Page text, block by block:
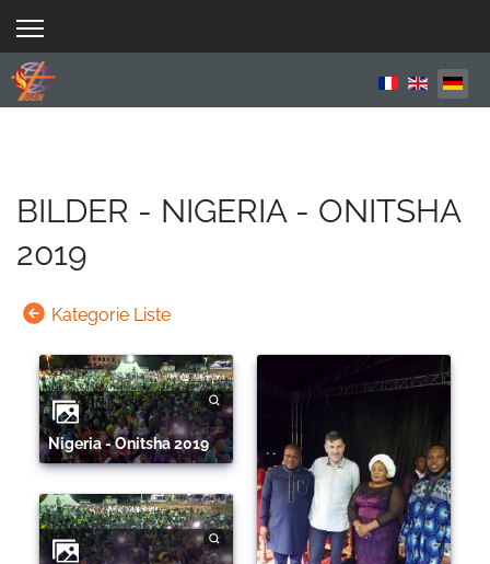
Sprache
BILDER - NIGERIA - ONITSHA
2019
Kategorie Liste
Nigeria - Onitsha 2019